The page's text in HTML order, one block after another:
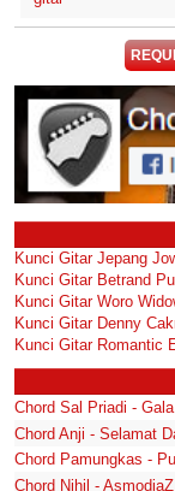
Kunci Gitar Jepang
Kunci Gitar Betrand
Kunci Gitar Woro
Kunci Gitar Denny
Kunci Gitar Romantic
Chord Sal Priadi -
Chord Anji - Selamat
Chord Pamungkas -
Chord Nihil - AsmodiaZ